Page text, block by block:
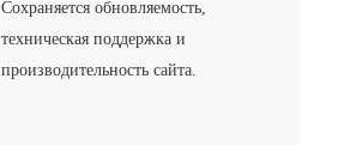
Сохраняется обновляемость,
техническая поддержка и
производительность сайта.